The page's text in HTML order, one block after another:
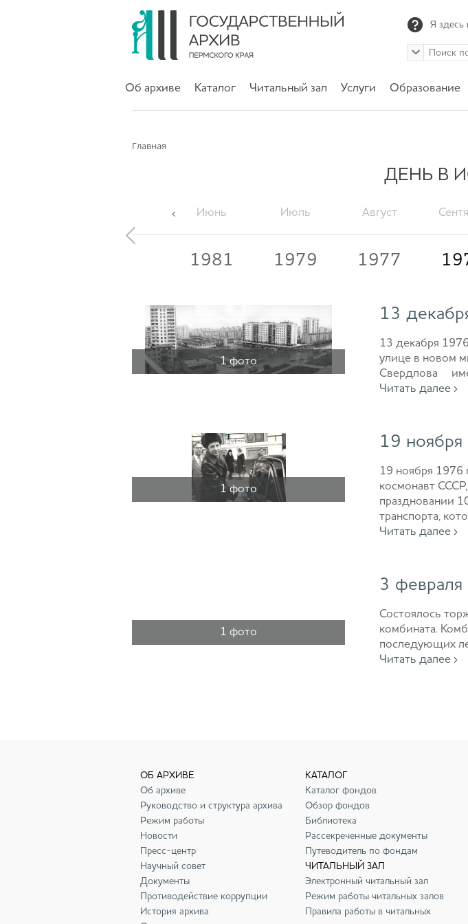
Я здесь
Об архиве Каталог Читальный зал Услуги Образование
Главная
ДЕНЬ В
Июнь Июль Август
1981 1979 1977
1 фото
13
13 декабря
улице в новом
Свердлова
Читать далее ›
1 фото
19
19 ноября 1976
космонавт
праздновании
транспорта,
Читать далее ›
1 фото
3
Состоялось
комбината.
последующих
Читать далее ›
ОБ АРХИВЕ
Об архиве
Руководство и структура архива
Режим работы
Новости
Пресс-центр
Научный совет
Документы
Противодействие коррупции
История архива
КАТАЛОГ
Каталог фондов
Обзор фондов
Библиотека
Рассекреченные документы
Путеводитель по фондам
ЧИТАЛЬНЫЙ ЗАЛ
Электронный читальный зал
Режим работы читальных залов
Правила работы в читальных